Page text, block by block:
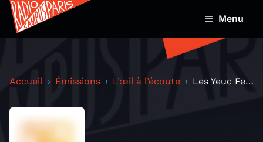
Menu
Accueil Émissions L’œil à l’écoute Les Yeuc Fermés n°45, samedi 25 septembre 2021